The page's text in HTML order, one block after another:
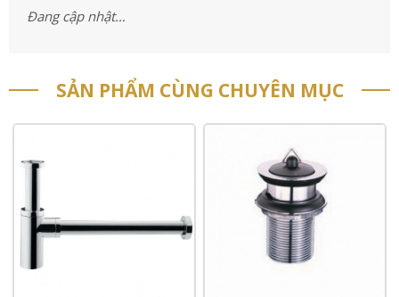
Đang cập nhật…
SẢN PHẨM CÙNG CHUYÊN MỤC